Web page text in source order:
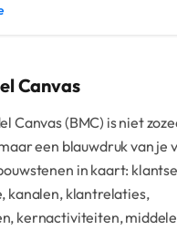
Canvas
Canvas (BMC) is niet
een blauwdruk van je
in kaart:
kanalen, klantrelaties,
kernactiviteiten,